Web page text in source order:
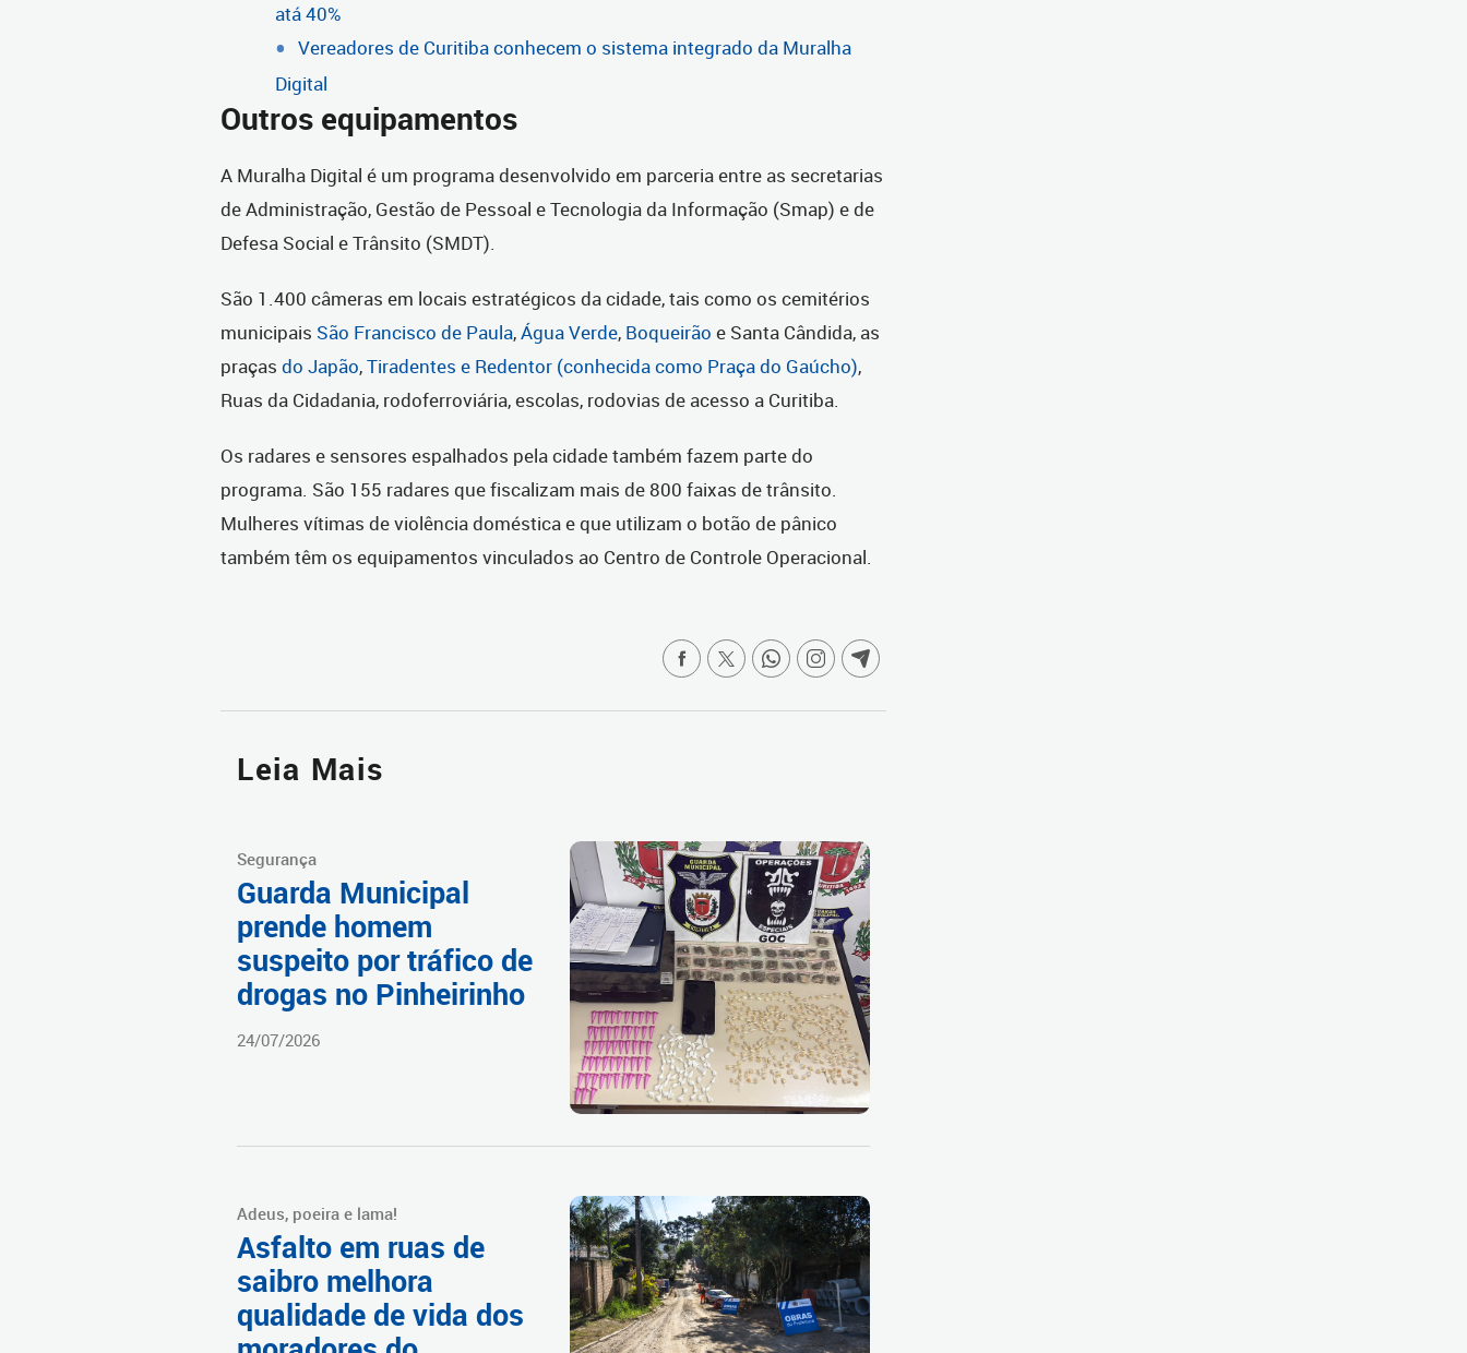
atá 40%
Vereadores de Curitiba conhecem o sistema integrado da Muralha
Digital
Outros equipamentos
A Muralha Digital é um programa desenvolvido em parceria entre as secretarias
de Administração, Gestão de Pessoal e Tecnologia da Informação (Smap) e de
Defesa Social e Trânsito (SMDT).
São 1.400 câmeras em locais estratégicos da cidade, tais como os cemitérios
municipais São Francisco de Paula,Água Verde, Boqueirão e Santa Cândida, as
praças do Japão,Tiradentes e Redentor (conhecida como Praça do Gaúcho),
Ruas da Cidadania, rodoferroviária, escolas, rodovias de acesso a Curitiba.
Os radares e sensores espalhados pela cidade também fazem parte do
programa. São 155 radares que fiscalizam mais de 800 faixas de trânsito.
Mulheres vítimas de violência doméstica e que utilizam o botão de pânico
também têm os equipamentos vinculados ao Centro de Controle Operacional.
Leia Mais
Segurança
Guarda Municipal
prende homem
suspeito por tráfico de
drogas no Pinheirinho
24/07/2026
Adeus, poeira e lama!
Asfalto em ruas de
saibro melhora
qualidade de vida dos